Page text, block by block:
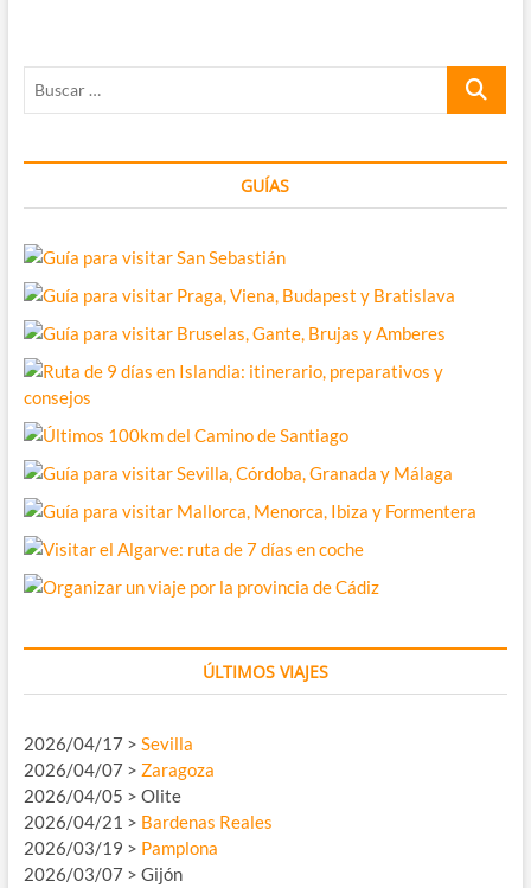
Buscar
GUÍAS
ÚLTIMOS VIAJES
2026/04/17 > Sevilla
2026/04/07 > Zaragoza
2026/04/05 > Olite
2026/04/21 > Bardenas Reales
2026/03/19 > Pamplona
2026/03/07 > Gijón